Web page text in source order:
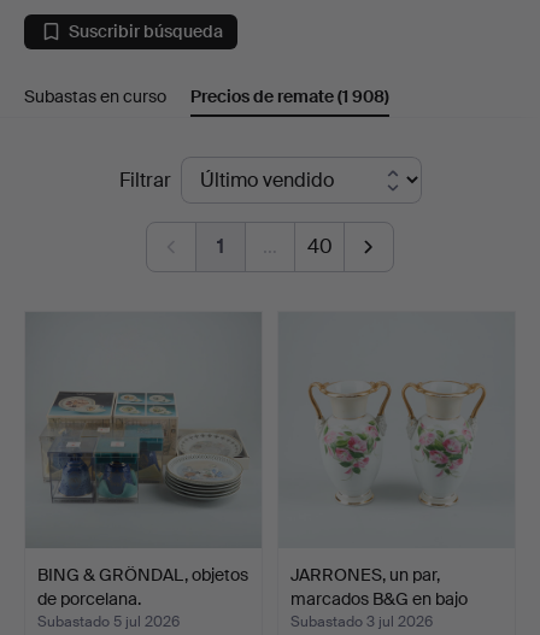
Stockholms
Auktionsverk
Suscribir búsqueda
Subastas en curso Precios de remate(1 908)
Filtrar
1 … 40
BING & GRÖNDAL, objetos
de porcelana.
Subastado 5 jul 2026
JARRONES, un par,
marcados B&G en bajo
vid…
Subastado 3 jul 2026